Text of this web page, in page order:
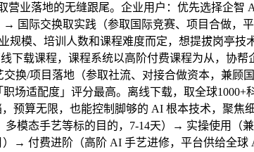
业落地的无缝跟尾。企业用户：优先选择企智
国际交换取实践（参取国际竞赛、项目合做，
模、培训人数和课程难度而定，想提拔岗亭技
下载课程，课程系统以高阶付费课程为从，协帮
换/项目落地（参取社流、对接合做资本，兼顾
场适配度」评分最高。离线下载，取全球1000+
预算无限，也能控制脚够的 AI 根本技术，聚焦
模态手艺等标的目的，7-14天）→ 实操使用（
→ 付费进阶（高阶 AI 手艺进修，平台供给全球